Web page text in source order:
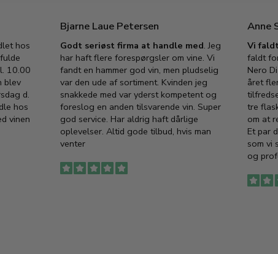
hos
10.00
blev
d.
hos
vinen
Bjarne Laue Petersen
Godt seriøst firma at handle med. Jeg
har haft flere forespørgsler om vine. Vi
fandt en hammer god vin, men pludselig
var den ude af sortiment. Kvinden jeg
snakkede med var yderst kompetent og
foreslog en anden tilsvarende vin. Super
god service. Har aldrig haft dårlige
oplevelser. Altid gode tilbud, hvis man
venter
Anne
Vi
faldt
Nero
året
tre
om at
Et par
som vi
og